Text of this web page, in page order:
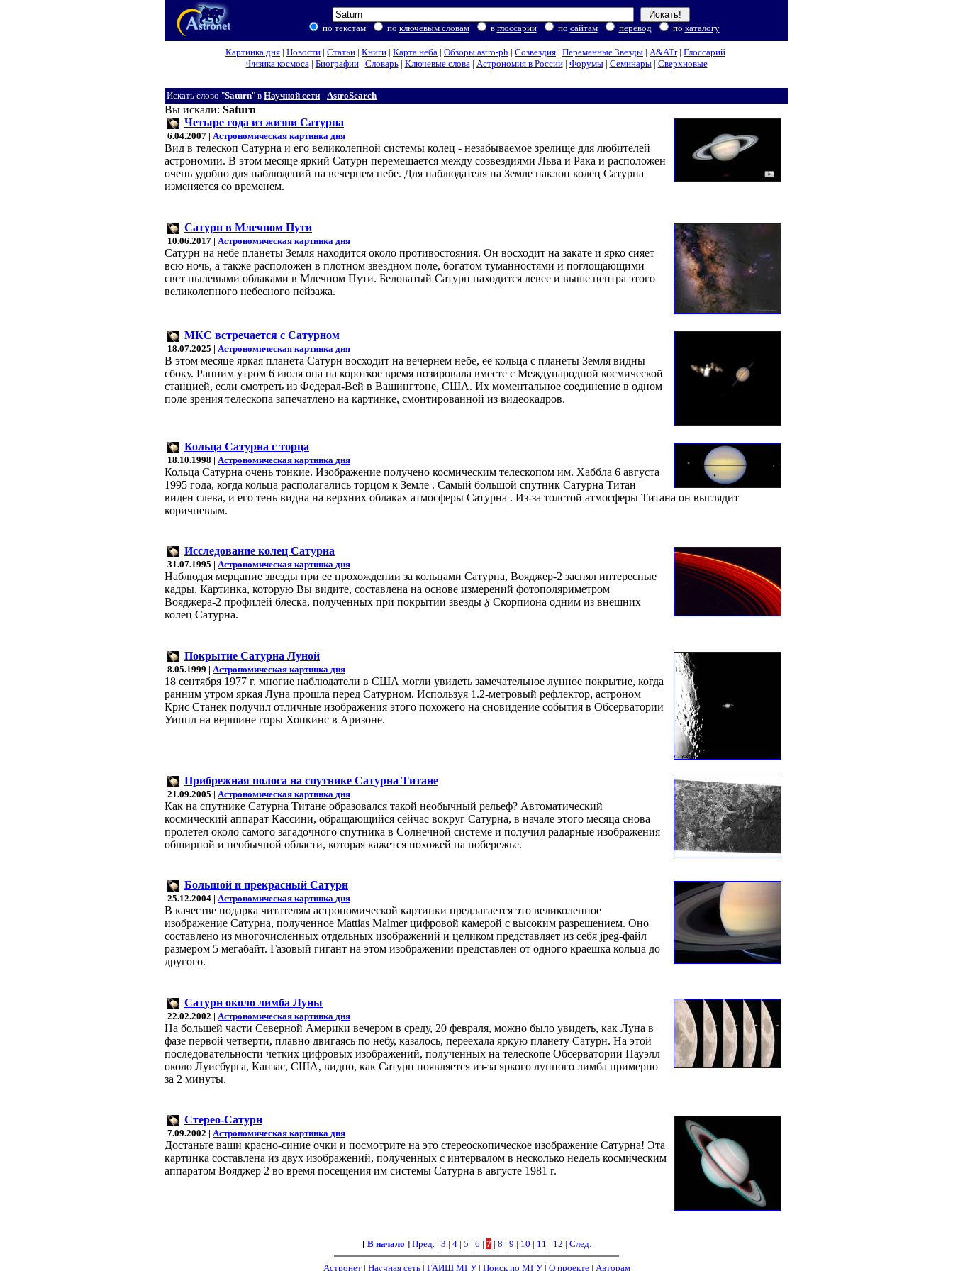
по текстам по ключевым словам в глоссарии по сайтам перевод по каталогу
Картинка дня | Новости | Статьи | Книги | Карта неба | Обзоры astro-ph | Созвездия | Переменные Звезды | A&ATr| Глоссарий
Физика космоса| Биографии| Словарь| Ключевые слова| Астрономия в России| Форумы| Семинары| Сверхновые
Искать слово "Saturn" в Научной сети - AstroSearch
Вы искали: Saturn
Четыре года из жизни Сатурна
6.04.2007 | Астрономическая картинка дня
Вид в телескоп Сатурна и его великолепной системы колец - незабываемое зрелище для любителей
астрономии. В этом месяце яркий Сатурн перемещается между созвездиями Льва и Рака и расположен
очень удобно для наблюдений на вечернем небе. Для наблюдателя на Земле наклон колец Сатурна
изменяется со временем.
Сатурн в Млечном Пути
10.06.2017 | Астрономическая картинка дня
Сатурн на небе планеты Земля находится около противостояния. Он восходит на закате и ярко сияет
всю ночь, а также расположен в плотном звездном поле, богатом туманностями и поглощающими
свет пылевыми облаками в Млечном Пути. Беловатый Сатурн находится левее и выше центра этого
великолепного небесного пейзажа.
МКС встречается с Сатурном
18.07.2025 | Астрономическая картинка дня
В этом месяце яркая планета Сатурн восходит на вечернем небе, ее кольца с планеты Земля видны
сбоку. Ранним утром 6 июля она на короткое время позировала вместе с Международной космической
станцией, если смотреть из Федерал-Вей в Вашингтоне, США. Их моментальное соединение в одном
поле зрения телескопа запечатлено на картинке, смонтированной из видеокадров.
Кольца Сатурна с торца
18.10.1998 | Астрономическая картинка дня
Кольца Сатурна очень тонкие. Изображение получено космическим телескопом им. Хаббла 6 августа
1995 года, когда кольца располагались торцом к Земле . Самый большой спутник Сатурна Титан
виден слева, и его тень видна на верхних облаках атмосферы Сатурна . Из-за толстой атмосферы Титана он выглядит
коричневым.
Исследование колец Сатурна
31.07.1995 | Астрономическая картинка дня
Наблюдая мерцание звезды при ее прохождении за кольцами Сатурна, Вояджер-2 заснял интересные
кадры. Картинка, которую Вы видите, составлена на основе измерений фотополяриметром
Вояджера-2 профилей блеска, полученных при покрытии звезды
Скорпиона одним из внешних
колец Сатурна.
Покрытие Сатурна Луной
8.05.1999 | Астрономическая картинка дня
18 сентября 1977 г. многие наблюдатели в США могли увидеть замечательное лунное покрытие, когда
ранним утром яркая Луна прошла перед Сатурном. Используя 1.2-метровый рефлектор, астроном
Крис Станек получил отличные изображения этого похожего на сновидение события в Обсерватории
Уиппл на вершине горы Хопкинс в Аризоне.
Прибрежная полоса на спутнике Сатурна Титане
21.09.2005 | Астрономическая картинка дня
Как на спутнике Сатурна Титане образовался такой необычный рельеф? Автоматический
космический аппарат Кассини, обращающийся сейчас вокруг Сатурна, в начале этого месяца снова
пролетел около самого загадочного спутника в Солнечной системе и получил радарные изображения
обширной и необычной области, которая кажется похожей на побережье.
Большой и прекрасный Сатурн
25.12.2004 | Астрономическая картинка дня
В качестве подарка читателям астрономической картинки предлагается это великолепное
изображение Сатурна, полученное Mattias Malmer цифровой камерой с высоким разрешением. Оно
составлено из многочисленных отдельных изображений и целиком представляет из себя jpeg-файл
размером 5 мегабайт. Газовый гигант на этом изображении представлен от одного краешка кольца до
другого.
Сатурн около лимба Луны
22.02.2002 | Астрономическая картинка дня
На большей части Северной Америки вечером в среду, 20 февраля, можно было увидеть, как Луна в
фазе первой четверти, плавно двигаясь по небу, казалось, переехала яркую планету Сатурн. На этой
последовательности четких цифровых изображений, полученных на телескопе Обсерватории Пауэлл
около Луисбурга, Канзас, США, видно, как Сатурн появляется из-за яркого лунного лимба примерно
за 2 минуты.
Стерео-Сатурн
7.09.2002 | Астрономическая картинка дня
Достаньте ваши красно-синие очки и посмотрите на это стереоскопическое изображение Сатурна! Эта
картинка составлена из двух изображений, полученных с интервалом в несколько недель космическим
аппаратом Вояджер 2 во время посещения им системы Сатурна в августе 1981 г.
[ В начало ] Пред.| 3 | 4| 5 | 6 | 7| 8 | 9 | 10 | 11 | 12 | След.
Астронет| Научная сеть| ГАИШ МГУ| Поиск по МГУ| О проекте| Авторам